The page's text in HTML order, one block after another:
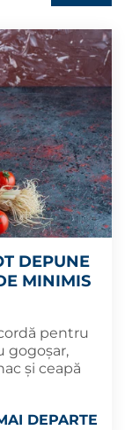
DEPUNE
MINIMIS
pentru
gogoșar,
și ceapă
DEPARTE